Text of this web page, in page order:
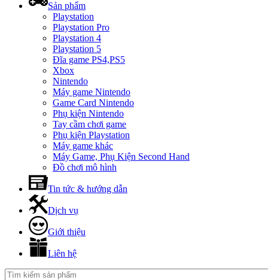
Sản phẩm
Playstation
Playstation Pro
Playstation 4
Playstation 5
Đĩa game PS4,PS5
Xbox
Nintendo
Máy game Nintendo
Game Card Nintendo
Phụ kiện Nintendo
Tay cầm chơi game
Phụ kiện Playstation
Máy game khác
Máy Game, Phụ Kiện Second Hand
Đồ chơi mô hình
Tin tức & hướng dẫn
Dịch vụ
Giới thiệu
Liên hệ